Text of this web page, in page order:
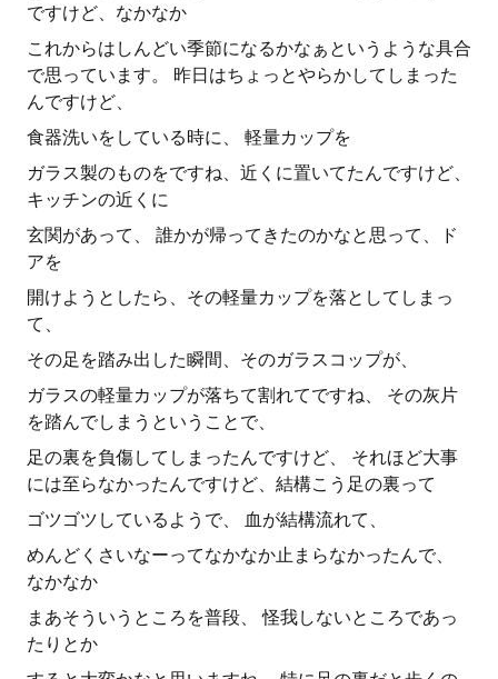
ですけど、なかなか
これからはしんどい季節になるかなぁというような具合
で思っています。 昨日はちょっとやらかしてしまった
んですけど、
食器洗いをしている時に、 軽量カップを
ガラス製のものをですね、近くに置いてたんですけど、
キッチンの近くに
玄関があって、 誰かが帰ってきたのかなと思って、ド
アを
開けようとしたら、その軽量カップを落としてしまっ
て、
その足を踏み出した瞬間、そのガラスコップが、
ガラスの軽量カップが落ちて割れてですね、 その灰片
を踏んでしまうということで、
足の裏を負傷してしまったんですけど、 それほど大事
には至らなかったんですけど、結構こう足の裏って
ゴツゴツしているようで、 血が結構流れて、
めんどくさいなーってなかなか止まらなかったんで、
なかなか
まあそういうところを普段、 怪我しないところであっ
たりとか